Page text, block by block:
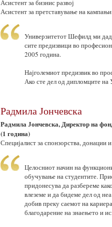
Асистент за бизнис развој
Асистент за претставување на кампањи
Универзитетот Шефилд ми
сите предизвици во
2005 година.
Најголемиот предизвик во
Ако сте дел од дипломците на
Радмила Јончевска
Радмила Јончевска, Директор на
(1 година)
Специјалист за спонзорства,
Целосниот начин на
обучување на студентите.
придонесува да разберемe
влеземе и да бидеме дел од
добив преку саемот на
благодарение на знаењето и